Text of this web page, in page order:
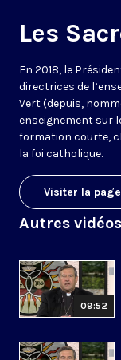
Les
En 2018, le
directrices de
Vert (depuis,
enseignement sur
formation courte,
la foi catholique.
Visiter la
Autres
09:52